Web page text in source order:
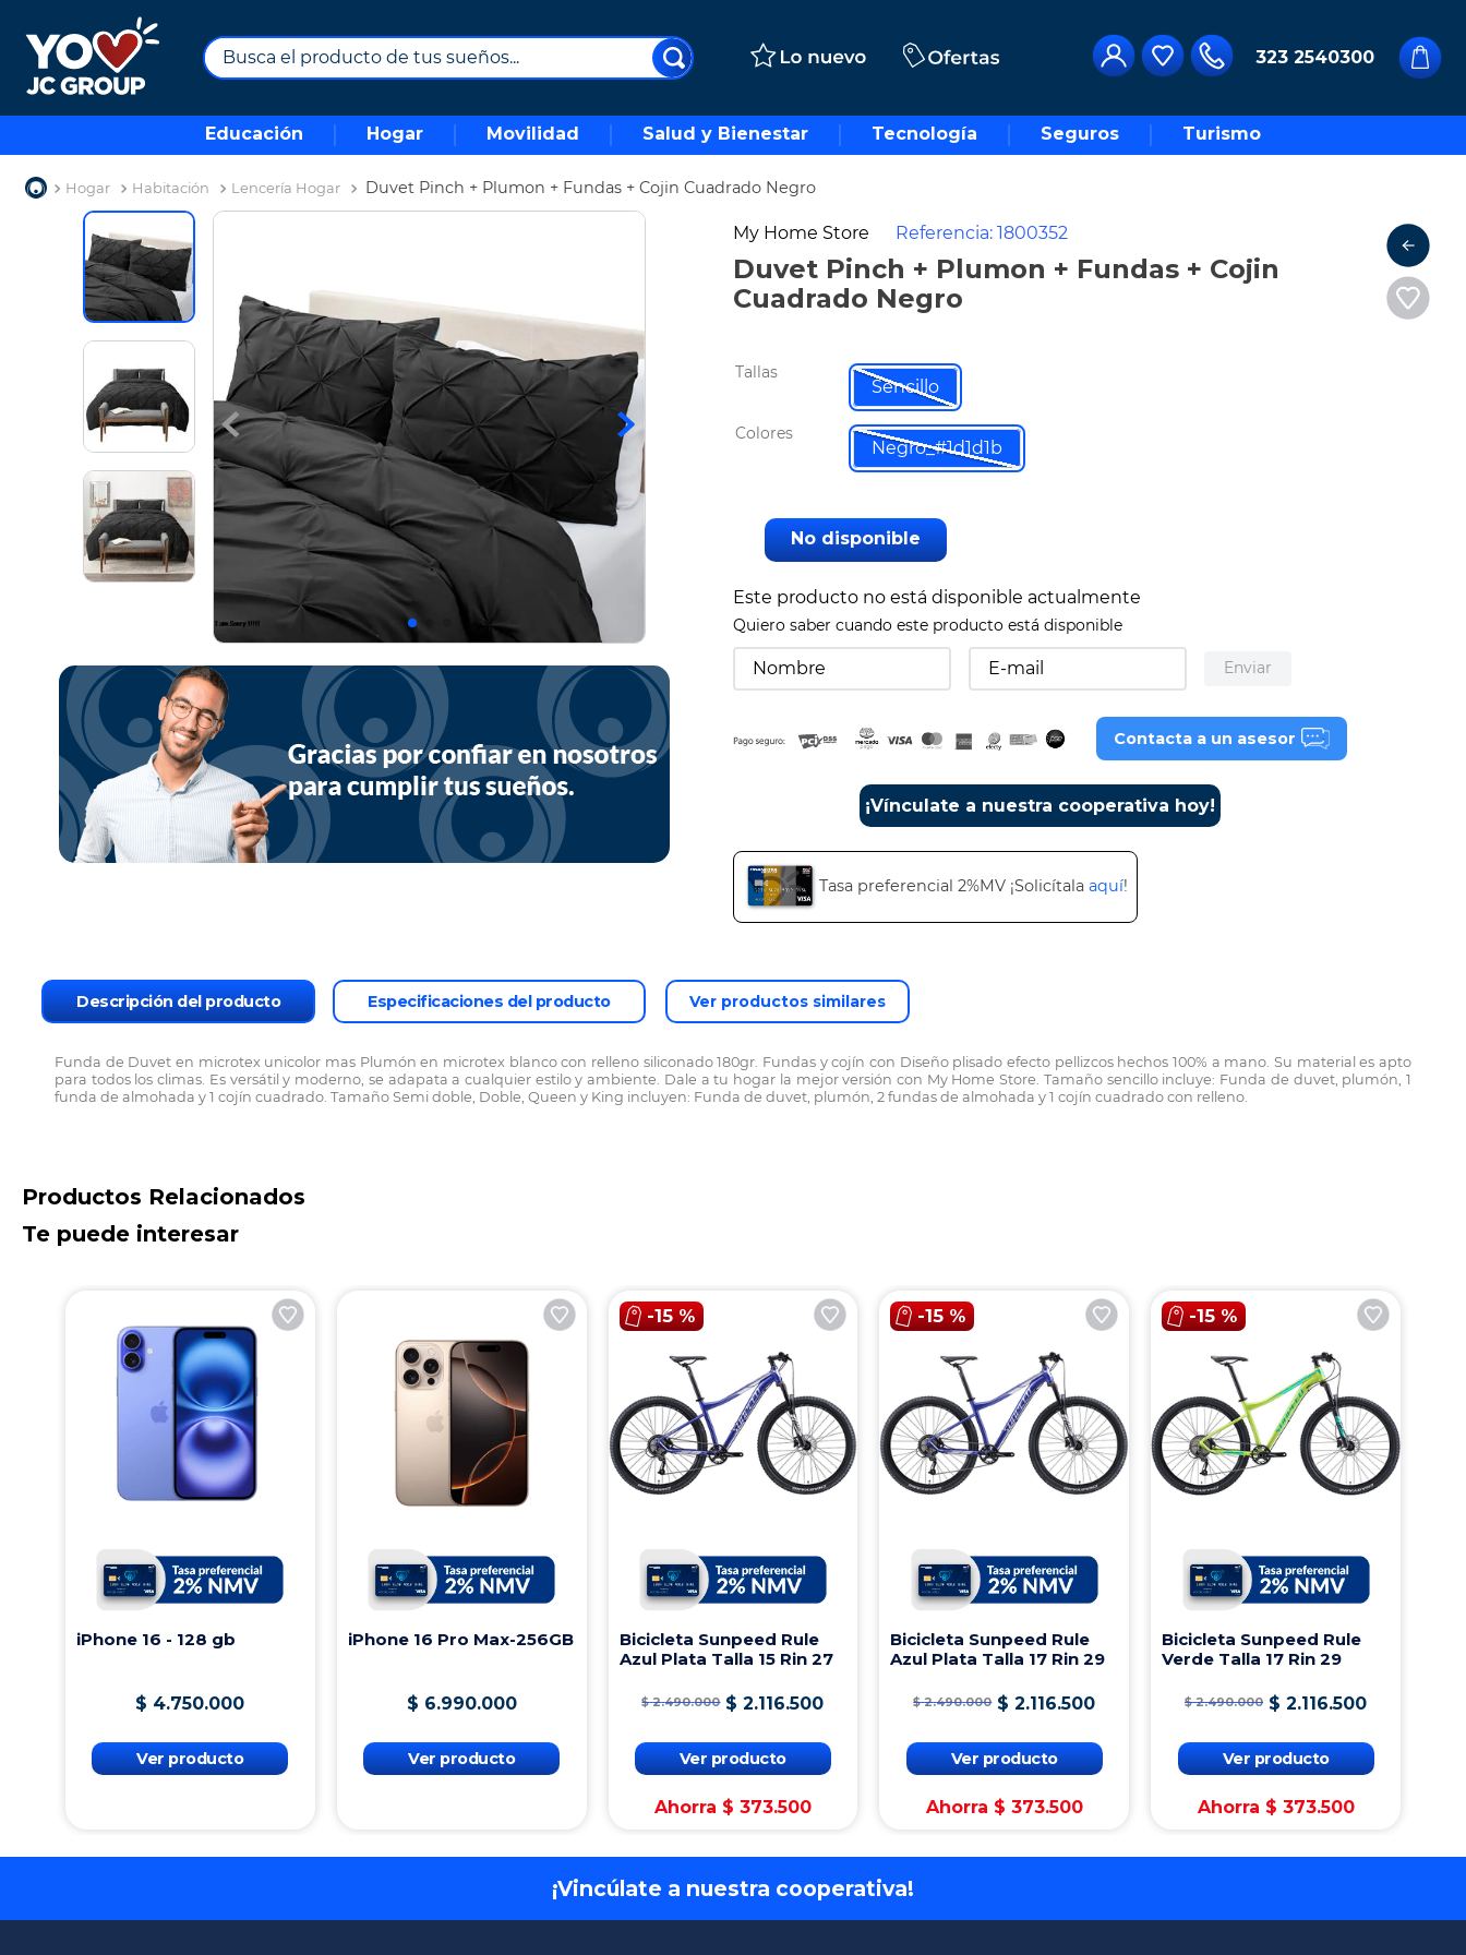
Busca el producto de tus sueños...
323 2540300
Educación Hogar Movilidad Salud y Bienestar Tecnología Seguros Turismo
Hogar Habitación Lencería Hogar Duvet Pinch + Plumon + Fundas + Cojin Cuadrado Negro
My Home Store Referencia: 1800352
Duvet Pinch + Plumon + Fundas + Cojin
Cuadrado Negro
Tallas
Sencillo
Colores
Negro_#1d1d1b
No disponible
Este producto no está disponible actualmente
Quiero saber cuando este producto está disponible
Enviar
Contacta a un asesor
¡Vínculate a nuestra cooperativa hoy!
Tasa preferencial 2%MV ¡Solicítala aquí!
Descripción del producto Especificaciones del producto Ver productos similares
Funda de Duvet en microtex unicolor mas Plumón en microtex blanco con relleno siliconado 180gr. Fundas y cojín con Diseño plisado efecto pellizcos hechos 100% a mano. Su material es apto
para todos los climas. Es versátil y moderno, se adapata a cualquier estilo y ambiente. Dale a tu hogar la mejor versión con My Home Store. Tamaño sencillo incluye: Funda de duvet, plumón, 1
funda de almohada y 1 cojín cuadrado. Tamaño Semi doble, Doble, Queen y King incluyen: Funda de duvet, plumón, 2 fundas de almohada y 1 cojín cuadrado con relleno.
Productos Relacionados
Te puede interesar
iPhone 16 - 128 gb
$ 4.750.000
Ver producto
iPhone 16 Pro Max-256GB
$ 6.990.000
Ver producto
-15 %
Bicicleta Sunpeed Rule
Azul Plata Talla 15 Rin 27
$ 2.490.000 $ 2.116.500
Ver producto
Ahorra $ 373.500
-15 %
Bicicleta Sunpeed Rule
Azul Plata Talla 17 Rin 29
$ 2.490.000 $ 2.116.500
Ver producto
Ahorra $ 373.500
-15 %
Bicicleta Sunpeed Rule
Verde Talla 17 Rin 29
$ 2.490.000 $ 2.116.500
Ver producto
Ahorra $ 373.500
¡Vincúlate a nuestra cooperativa!
TÉRMINOS MÁS BUSCADOS
3.
moto
4.
nevera
5.
celulares
6.
turismo
.
impresora
8.
cine
9
10
alexa echo dot 5